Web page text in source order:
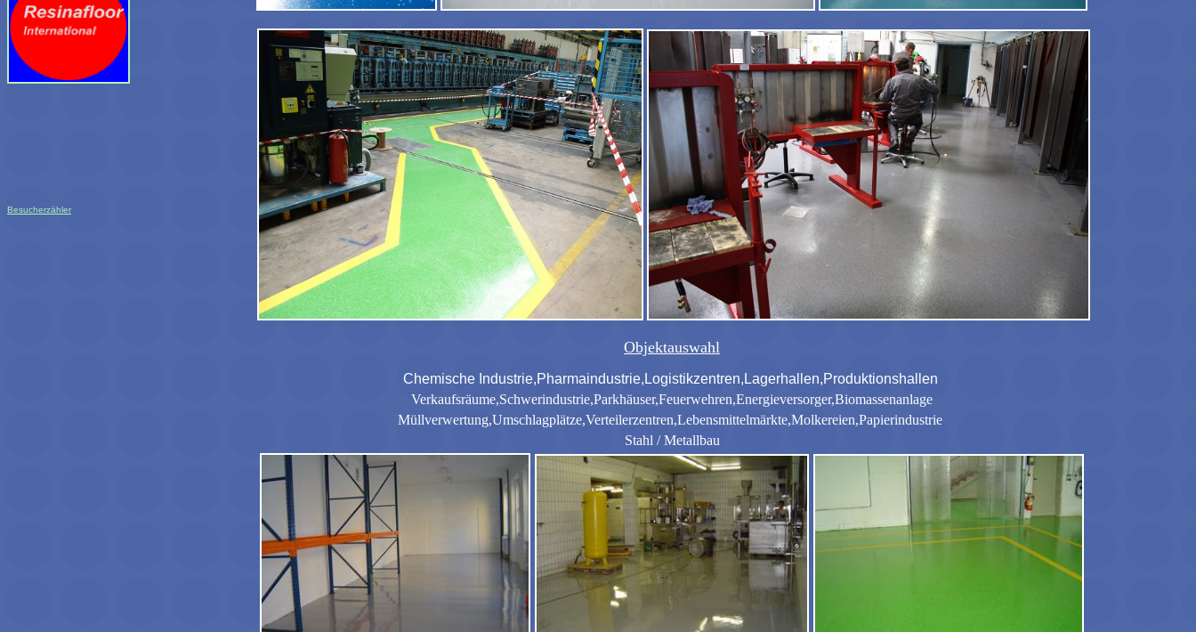
Besucherzähler
Objektauswahl
Chemische Industrie,Pharmaindustrie,Logistikzentren,Lagerhallen,Produktionshallen
Verkaufsräume,Schwerindustrie,Parkhäuser,Feuerwehren,Energieversorger,Biomassenanlage
Müllverwertung,Umschlagplätze,Verteilerzentren,Lebensmittelmärkte,Molkereien,Papierindustrie
Stahl / Metallbau